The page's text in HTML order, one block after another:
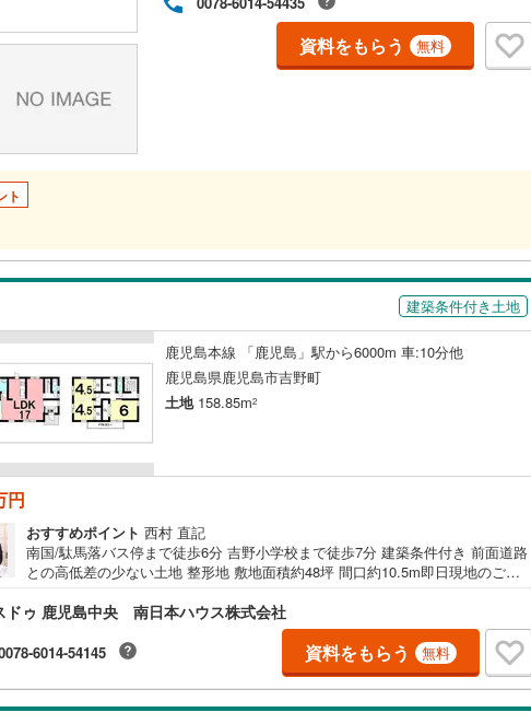
資料をもらう 無料
ト
建築条件付き土地
鹿児島本線 「鹿児島」駅から6000m 車:10分他
鹿児島県鹿児島市吉野町
土地158.85m2
円
おすすめポイント 西村 直記
南国/駄馬落バス停まで徒歩6分 吉野小学校まで徒歩7分 建築条件付き 前面道路
との高低差の少ない土地 整形地 敷地面積約48坪 間口約10.5m即日現地のご案
のご紹介≫みなみの家は定額制の自由設計注文住宅！アレもコレもセットにな
ってとってもオトク 自由設計だから、土地に合わせた最適な提案をいたしま
す！見かけは安くても、次々オプションでどんどん高くなるという心配はござ
いません！安心して家づくりをお楽しみください 建築プランの資料送付も無料
で行っております!!まずはお気軽にお問い合わせください 土地探し、お家探
し、注文住宅、リフォーム、太陽光発電など住宅のことなら南日本ハウスにお
ドゥ 鹿児島中央 南日本ハウス株式会社
6014-54145 資料をもらう 無料